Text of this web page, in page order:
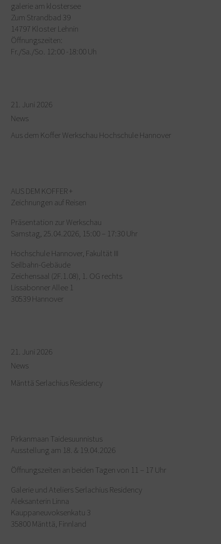
galerie am klostersee
Zum Strandbad 39
14797 Kloster Lehnin
Öffnungszeiten:
Fr./Sa./So. 12:00 -18:00 Uh
21. Juni 2026
News
Aus dem Koffer Werkschau Hochschule Hannover
AUS DEM KOFFER +
Zeichnungen auf Reisen
Präsentation zur Werkschau
Samstag, 25.04.2026, 15:00 – 17:30 Uhr
Hochschule Hannover, Fakultät III
Seilbahn-Gebäude
Zeichensaal (2F.1.08), 1. OG rechts
Lissabonner Allee 1
30539 Hannover
21. Juni 2026
News
Mänttä Serlachius Residency
Pirkanmaan Taidesuunnistus
Ausstellung am 18. & 19.04.2026
Öffnungszeiten an beiden Tagen von 11 – 17 Uhr
Galerie und Ateliers Serlachius Residency
Aleksanterin Linna
Kauppaneuvoksenkatu 3
35800 Mänttä, Finnland